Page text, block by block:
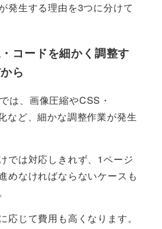
発生する理由を3つに分けて
コードを細かく調整す
ら
は、画像圧縮やCSS・
など、細かな調整作業が発生
では対応しきれず、1ページ
めなければならないケースも
応じて費用も高くなります。